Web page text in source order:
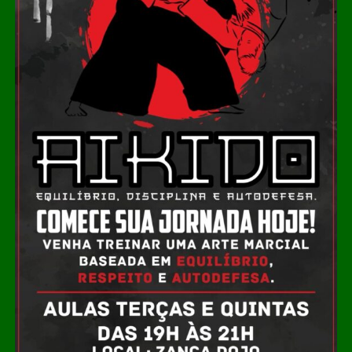
Construção canaleta em cruzamento da Avenida Goiània
Outra demanda da população atendida nesta semana foi
a construção de canaletas na Avenida Tiradentes com a
Rua Fernando Corrêa da Costa e na Avenida Goiânia
com a Rua Amélia Fraga. Na área de iluminação pública,
as ações estão em toda parte, como na reparo da
iluminação pública na ponte da Avenida Marechal